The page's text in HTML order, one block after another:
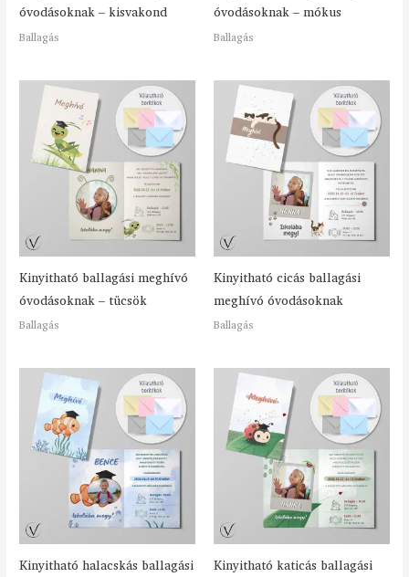
óvodásoknak – kisvakond
Ballagás
óvodásoknak – mókus
Ballagás
Kinyitható ballagási meghívó
óvodásoknak – tücsök
Ballagás
Kinyitható cicás ballagási
meghívó óvodásoknak
Ballagás
Kinyitható halacskás ballagási
Kinyitható katicás ballagási